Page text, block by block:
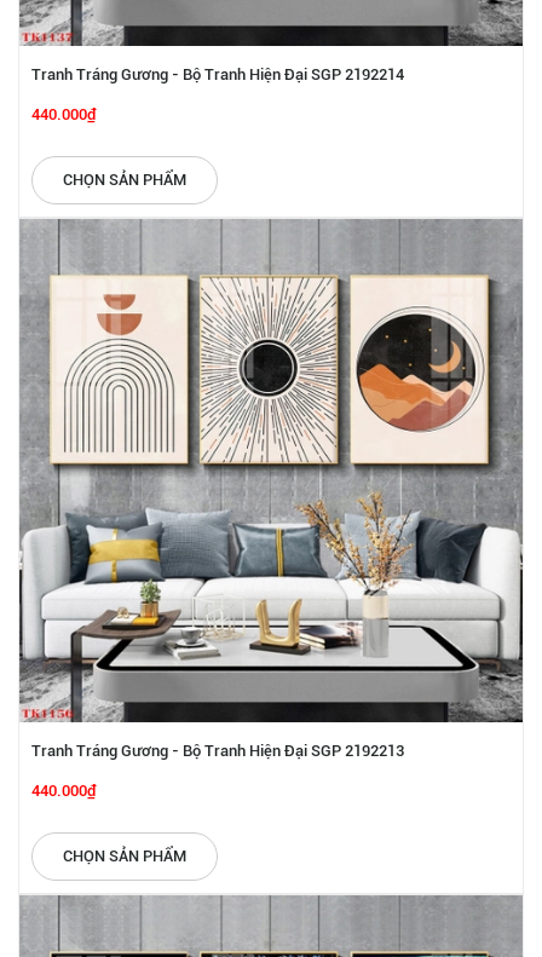
Tranh Tráng Gương - Bộ Tranh Hiện Đại SGP 2192214
440.000₫
CHỌN SẢN PHẨM
Tranh Tráng Gương - Bộ Tranh Hiện Đại SGP 2192213
440.000₫
CHỌN SẢN PHẨM